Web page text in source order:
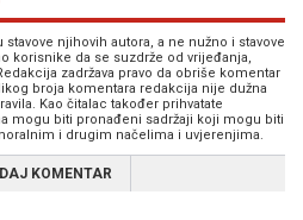
stavove njihovih autora, a ne nužno i stavove
korisnike da se suzdrže od vrijeđanja,
zadržava pravo da obriše komentar
broja komentara redakcija nije dužna
Kao čitalac također prihvatate
mogu biti pronađeni sadržaji koji mogu biti
i drugim načelima i uvjerenjima.
KOMENTAR